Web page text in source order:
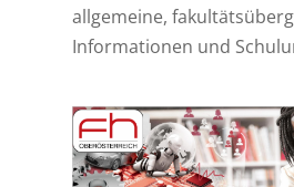
allgemeine,
Informationen und